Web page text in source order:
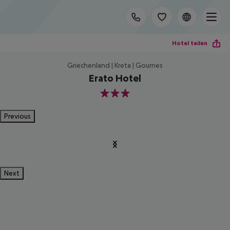
Hotel teilen
Griechenland | Kreta | Gournes
Erato Hotel
3
Previous
Next